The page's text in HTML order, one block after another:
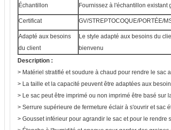
Échantillon Fournissez à l'échantillon existant
Certificat GV/STREPTOCOQUE/PORTÉE/
Adapté aux besoins
du client
Le style adapté aux besoins du
bienvenu
Description :
> Matériel stratifié et soudure à chaud pour rendre le sac
> La taille et la capacité peuvent être adaptées aux
> Le sac peut être imprimé ou non imprimé être basé sur
> Serrure supérieure de fermeture éclair à s'ouvrir et sac
> Gousset inférieur pour agrandir le sac et pour le rendre